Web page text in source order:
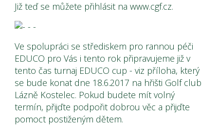
Již teď se můžete přihlásit na www.cgf.cz.
Ve spolupráci se střediskem pro rannou péči
EDUCO pro Vás i tento rok připravujeme již v
tento čas turnaj EDUCO cup - viz příloha, který
se bude konat dne 18.6.2017 na hřišti Golf club
Lázně Kostelec. Pokud budete mít volný
termín, přijďte podpořit dobrou věc a přijďte
pomoct postiženým dětem.